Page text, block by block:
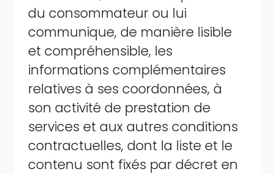
du consommateur ou lui
communique, de manière lisible
et compréhensible, les
informations complémentaires
relatives à ses coordonnées, à
son activité de prestation de
services et aux autres conditions
contractuelles, dont la liste et le
contenu sont fixés par décret en